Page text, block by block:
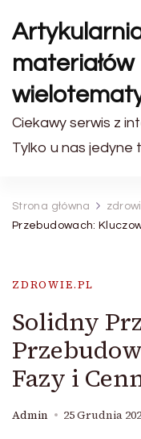
materiałów
Ciekawy serwis z
Tylko u nas jedyne
Strona główna
Przebudowach:
ZDROWIE.PL
Solidny
Fazy i
Admin 25 Grudnia